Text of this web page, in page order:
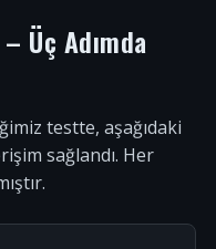
Üç Adımda
testte, aşağıdaki
sağlandı. Her